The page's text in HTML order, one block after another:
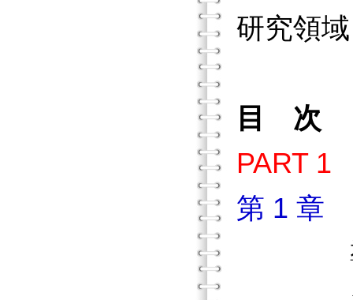
研究領
目 次
PART 1
第 1 章
導